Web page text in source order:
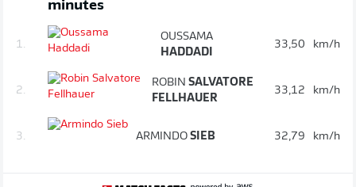
minutes
1.
OUSSAMA
HADDADI
33,50 km/h
2.
ROBIN SALVATORE
FELLHAUER
33,12 km/h
3. ARMINDO SIEB 32,79 km/h